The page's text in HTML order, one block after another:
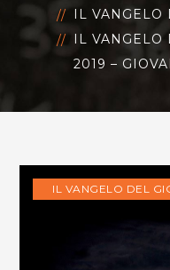
IL VANGELO
IL VANGELO
2019 –
IL VANGELO DEL